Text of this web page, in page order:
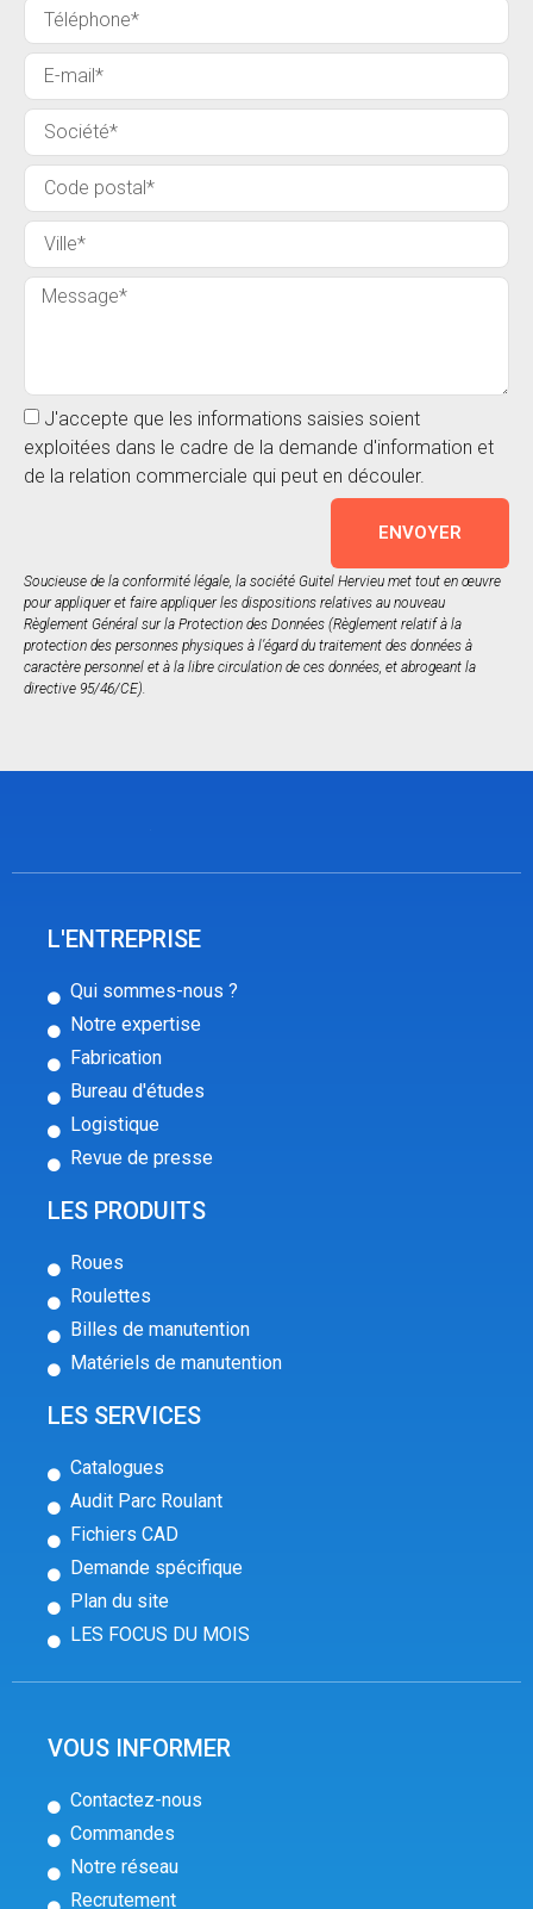
J'accepte que les informations saisies soient
exploitées dans le cadre de la demande d'information et
de la relation commerciale qui peut en découler.
ENVOYER
Soucieuse de la conformité légale, la société Guitel Hervieu met tout en œuvre
pour appliquer et faire appliquer les dispositions relatives au nouveau
Règlement Général sur la Protection des Données (Règlement relatif à la
protection des personnes physiques à l’égard du traitement des données à
caractère personnel et à la libre circulation de ces données, et abrogeant la
directive 95/46/CE).
L'ENTREPRISE
Qui sommes-nous ?
Notre expertise
Fabrication
Bureau d'études
Logistique
Revue de presse
LES PRODUITS
Roues
Roulettes
Billes de manutention
Matériels de manutention
LES SERVICES
Catalogues
Audit Parc Roulant
Fichiers CAD
Demande spécifique
Plan du site
LES FOCUS DU MOIS
VOUS INFORMER
Contactez-nous
Commandes
Notre réseau
Recrutement